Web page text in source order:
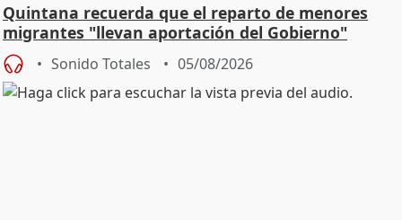
Quintana recuerda que el reparto de menores
migrantes "llevan aportación del Gobierno"
central
Sonido Totales 05/08/2026